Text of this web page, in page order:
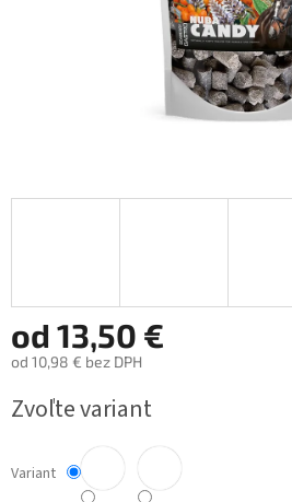
od 13,50 €
od 10,98 € bez DPH
cena:
Zvoľte variant
Variant